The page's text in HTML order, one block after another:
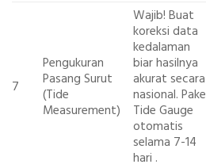
7
Pengukuran
Pasang Surut
(Tide
Measurement)
Wajib! Buat
koreksi data
kedalaman
biar hasilnya
akurat secara
nasional. Pake
Tide Gauge
otomatis
selama 7-14
hari .